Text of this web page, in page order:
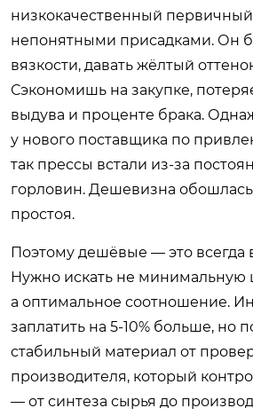
низкокачественный первичный
непонятными присадками. Он
вязкости, давать жёлтый
Сэкономишь на закупке,
выдува и проценте брака.
у нового поставщика по
так прессы встали из-за
горловин. Дешевизна
простоя.
Поэтому дешёвые — это всегда
Нужно искать не минимальную
а оптимальное соотношение.
заплатить на 5-10% больше, но
стабильный материал от
производителя, который
— от синтеза сырья до